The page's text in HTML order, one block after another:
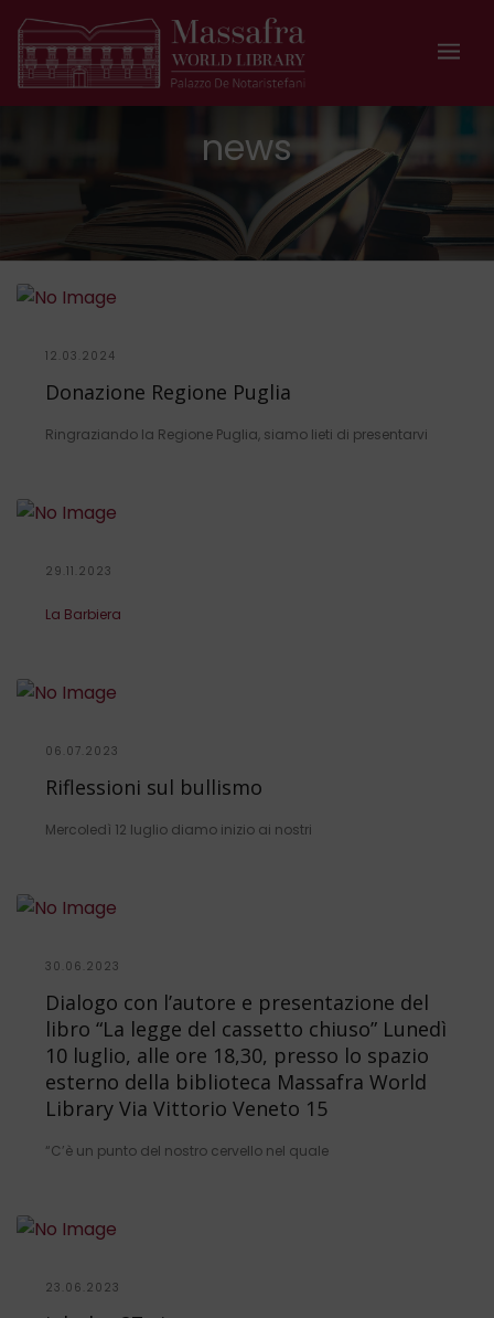
news
12.03.2024
Donazione Regione Puglia
Ringraziando la Regione Puglia, siamo lieti di presentarvi
29.11.2023
La Barbiera
06.07.2023
Riflessioni sul bullismo
Mercoledì 12 luglio diamo inizio ai nostri
30.06.2023
Dialogo con l’autore e presentazione del
libro “La legge del cassetto chiuso” Lunedì
10 luglio, alle ore 18,30, presso lo spazio
esterno della biblioteca Massafra World
Library Via Vittorio Veneto 15
“C’è un punto del nostro cervello nel quale
23.06.2023